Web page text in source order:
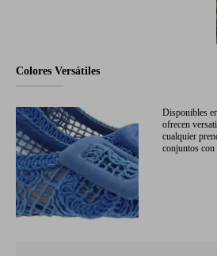
Colores Versátiles
Disponibles
ofrecen
cualquier
conjuntos